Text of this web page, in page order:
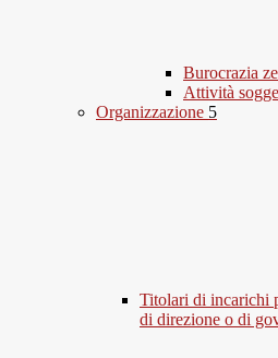
Burocrazia
Attività
Organizzazione 5
Titolari di incarichi
di direzione o di